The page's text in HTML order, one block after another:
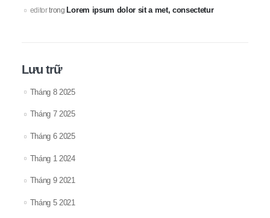
editortrong Lorem ipsum dolor sit a met, consectetur
Lưu trữ
Tháng 8 2025
Tháng 7 2025
Tháng 6 2025
Tháng 1 2024
Tháng 9 2021
Tháng 5 2021